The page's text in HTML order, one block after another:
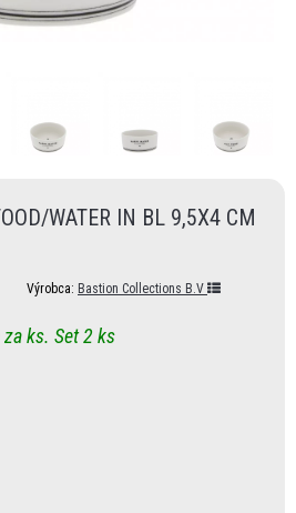
WATER IN BL 9,5X4 CM
Výrobca: Bastion Collections B.V
ks. Set 2 ks